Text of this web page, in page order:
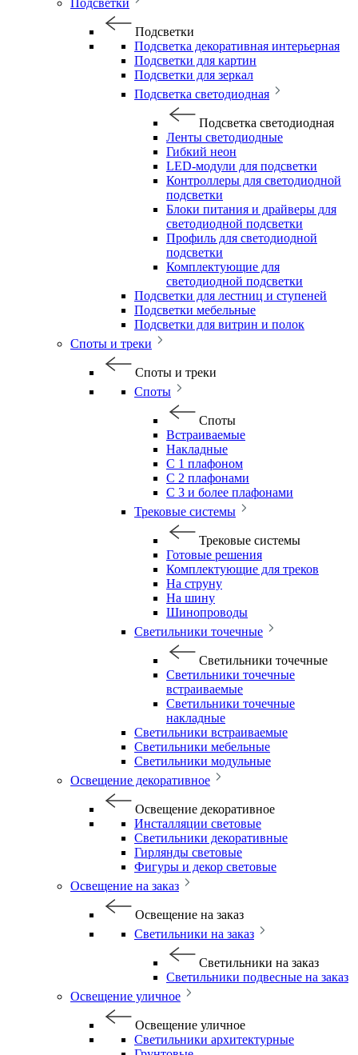
Подсветки
Подсветки
Подсветка декоративная интерьерная
Подсветки для картин
Подсветки для зеркал
Подсветка светодиодная
Подсветка светодиодная
Ленты светодиодные
Гибкий неон
LED-модули для подсветки
Контроллеры для светодиодной
подсветки
Блоки питания и драйверы для
светодиодной подсветки
Профиль для светодиодной
подсветки
Комплектующие для
светодиодной подсветки
Подсветки для лестниц и ступеней
Подсветки мебельные
Подсветки для витрин и полок
Споты и треки
Споты и треки
Споты
Споты
Встраиваемые
Накладные
С 1 плафоном
С 2 плафонами
С 3 и более плафонами
Трековые системы
Трековые системы
Готовые решения
Комплектующие для треков
На струну
На шину
Шинопроводы
Светильники точечные
Светильники точечные
Светильники точечные
встраиваемые
Светильники точечные
накладные
Светильники встраиваемые
Светильники мебельные
Светильники модульные
Освещение декоративное
Освещение декоративное
Инсталляции световые
Светильники декоративные
Гирлянды световые
Фигуры и декор световые
Освещение на заказ
Освещение на заказ
Светильники на заказ
Светильники на заказ
Светильники подвесные на заказ
Освещение уличное
Освещение уличное
Светильники архитектурные